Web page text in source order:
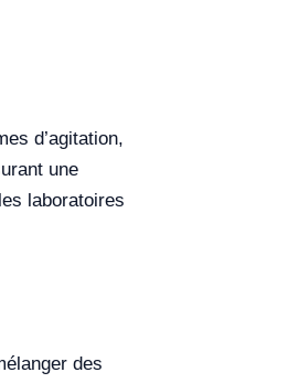
d’agitation,
une
laboratoires
des